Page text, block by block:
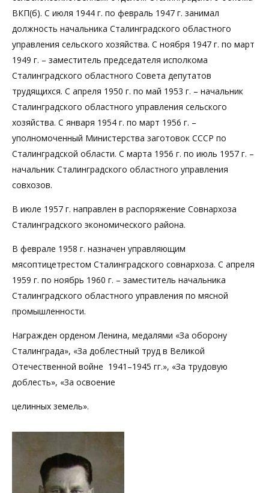
ВКП(б). С июля 1944 г. по февраль 1947 г. занимал
должность начальника Сталинградского областного
управления сельского хозяйства. С ноября 1947 г. по март
1949 г. – заместитель председателя исполкома
Сталинградского областного Совета депутатов
трудящихся. С апреля 1950 г. по май 1953 г. – начальник
Сталинградского областного управления сельского
хозяйства. С января 1954 г. по март 1956 г. –
уполномоченный Министерства заготовок СССР по
Сталинградской области. С марта 1956 г. по июль 1957 г. –
начальник Сталинградского областного управления
совхозов.
В июле 1957 г. направлен в распоряжение Совнархоза
Сталинградского экономического района.
В феврале 1958 г. назначен управляющим
мясоптицетрестом Сталинградского совнархоза. С апреля
1959 г. по ноябрь 1960 г. – заместитель начальника
Сталинградского областного управления по мясной
промышленности.
Награжден орденом Ленина, медалями «За оборону
Сталинграда», «За доблестный труд в Великой
Отечественной войне 1941–1945 гг.», «За трудовую
доблесть», «За освоение
целинных земель».